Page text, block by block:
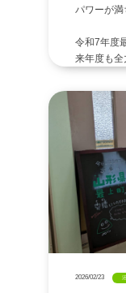
パワーが満
令和7年度
来年度も全
2026/02/23